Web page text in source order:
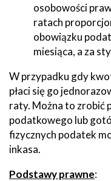
osobowości
ratach
obowiązku
miesiąca, a za
W przypadku gdy
płaci się go
raty. Można to zrobić
podatkowego lub
fizycznych podatek
inkasa.
Podstawy prawne: